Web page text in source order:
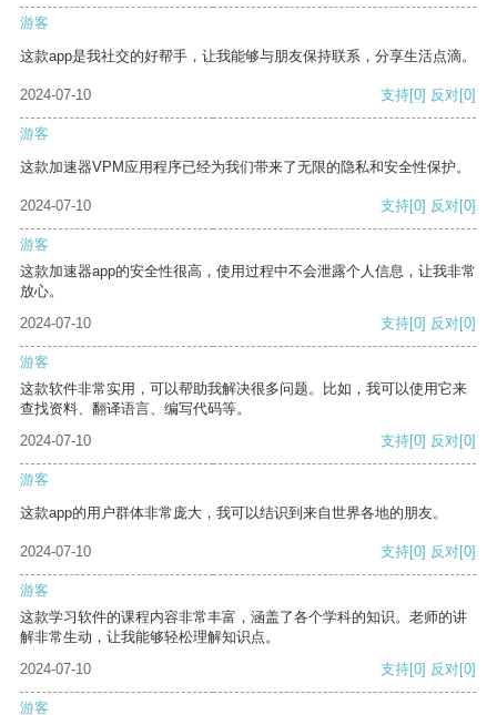
游客
这款app是我社交的好帮手，让我能够与朋友保持联系，分享生活点滴。
2024-07-10 支持[0] 反对[0]
游客
这款加速器VPM应用程序已经为我们带来了无限的隐私和安全性保护。
2024-07-10 支持[0] 反对[0]
游客
这款加速器app的安全性很高，使用过程中不会泄露个人信息，让我非常
放心。
2024-07-10
支持[0] 反对[0]
游客
这款软件非常实用，可以帮助我解决很多问题。比如，我可以使用它来
查找资料、翻译语言、编写代码等。
2024-07-10
支持[0] 反对[0]
游客
这款app的用户群体非常庞大，我可以结识到来自世界各地的朋友。
2024-07-10 支持[0] 反对[0]
游客
这款学习软件的课程内容非常丰富，涵盖了各个学科的知识。老师的讲
解非常生动，让我能够轻松理解知识点。
2024-07-10
支持[0] 反对[0]
游客